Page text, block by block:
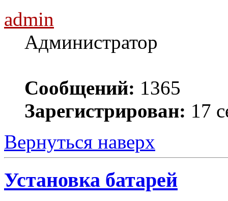
admin
Администратор
Сообщений: 1365
Зарегистрирован: 17
Вернуться наверх
Установка батарей